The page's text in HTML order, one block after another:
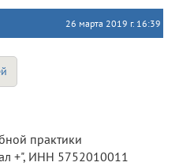
26 марта 2019 г. 16:39
+", ИНН 5752010011